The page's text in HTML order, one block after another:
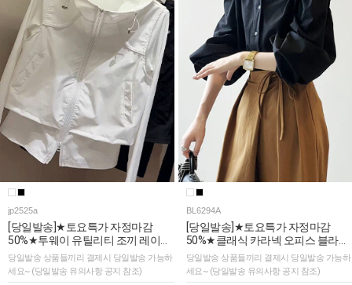
jp2525a
[당일발송]★토요특가 자정마감
50%★투웨이 유틸리티 조끼 레이어
드 후드 점퍼 [소매부분 시스루 소재]
당일발송 상품들끼리 결제시 당일발송 가능하
세요~ (당일발송 유의사항 공지 참조)
BL6294A
[당일발송]★토요특가 자정마감
50%★클래식 카라넥 오피스 블라우
스
당일발송 상품들끼리 결제시 당일발송 가능하
세요~ (당일발송 유의사항 공지 참조)